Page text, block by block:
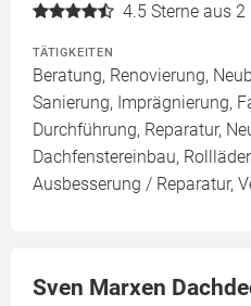
4.5 Sterne aus
TÄTIGKEITEN
Beratung, Renovierung,
Sanierung, Imprägnierung,
Durchführung, Reparatur,
Dachfenstereinbau,
Ausbesserung / Reparatur,
Sven Marxen